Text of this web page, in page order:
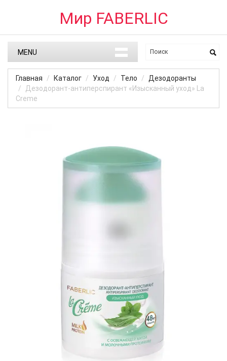
Мир FABERLIC
MENU
Главная Каталог Уход Тело
Дезодоранты
Дезодорант-антиперспирант «Изысканный уход» La
Creme